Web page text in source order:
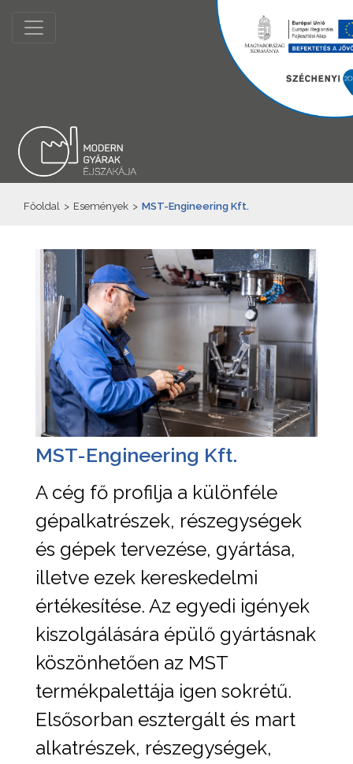
Főoldal > Események > MST-Engineering Kft.
MST-Engineering Kft.
A cég fő profilja a különféle
gépalkatrészek, részegységek
és gépek tervezése, gyártása,
illetve ezek kereskedelmi
értékesítése. Az egyedi igények
kiszolgálására épülő gyártásnak
köszönhetően az MST
termékpalettája igen sokrétű.
Elsősorban esztergált és mart
alkatrészek, részegységek,